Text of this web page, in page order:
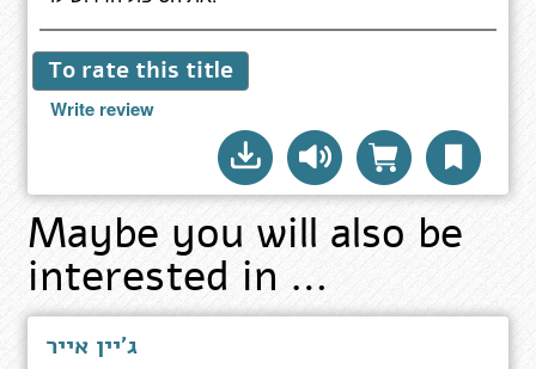
To rate this title
Write review
Maybe you will also be
interested in …
ג'יין אייר